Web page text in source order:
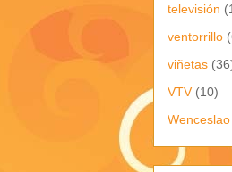
televisión
ventorrillo
viñetas
VTV (10)
Wenceslao